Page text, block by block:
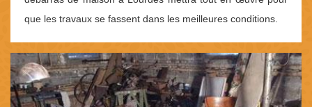
que les travaux se fassent dans les meilleures conditions.